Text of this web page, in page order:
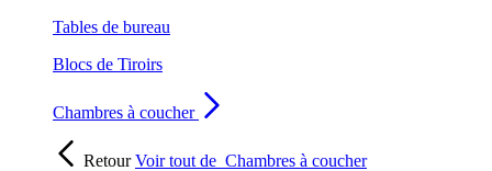
Tables de bureau
Blocs de Tiroirs
Chambres à coucher
RetourVoir tout de Chambres à coucher